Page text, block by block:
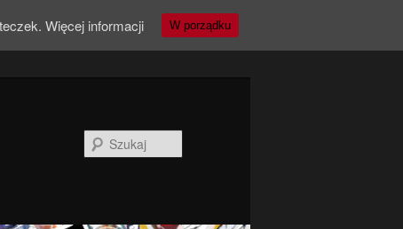
Więcej informacji W porządku